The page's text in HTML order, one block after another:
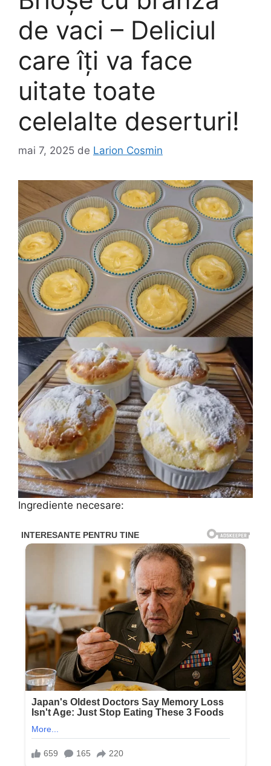
de vaci – Deliciul
care îți va face
uitate toate
celelalte deserturi!
mai 7, 2025 de Larion Cosmin
Ingrediente necesare: